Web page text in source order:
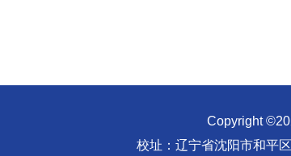
Copyright
校址：辽宁省沈阳市和平